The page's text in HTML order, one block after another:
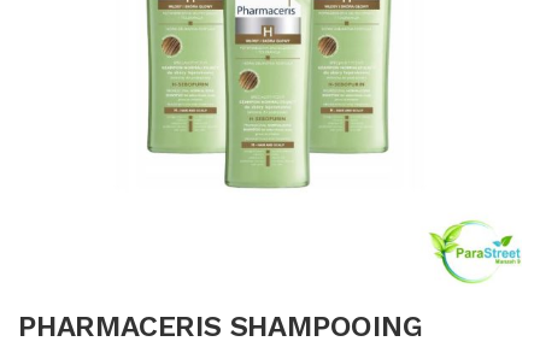
PHARMACERIS SHAMPOOING